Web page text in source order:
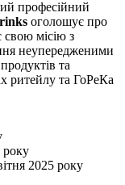
професійний
оголошує про
свою місію з
неупередженими
та
ритейлу та ГоРеКа
року
2025 року